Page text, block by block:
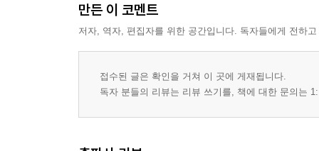
만든 이 코멘트
저자, 역자, 편집자를 위한 공간입니다. 독자들에게 전하
접수된 글은 확인을 거쳐 이 곳에 게재됩니다.
독자 분들의 리뷰는 리뷰 쓰기를, 책에 대한 문의는